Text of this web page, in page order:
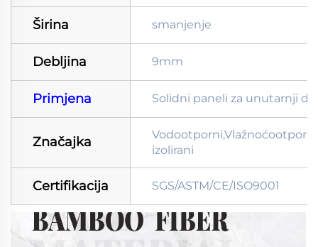
Širina smanjenje
Debljina 9mm
Primjena Solidni paneli za unutarnji
Značajka
izolirani
Certifikacija SGS/ASTM/CE/ISO9001